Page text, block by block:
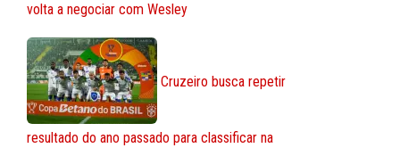
volta a negociar com Wesley
Cruzeiro busca repetir
resultado do ano passado para classificar na